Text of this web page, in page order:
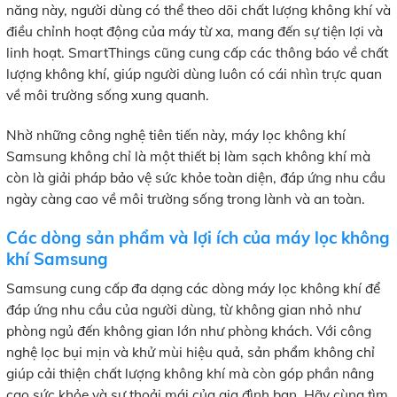
năng này, người dùng có thể theo dõi chất lượng không khí và
điều chỉnh hoạt động của máy từ xa, mang đến sự tiện lợi và
linh hoạt. SmartThings cũng cung cấp các thông báo về chất
lượng không khí, giúp người dùng luôn có cái nhìn trực quan
về môi trường sống xung quanh.
Nhờ những công nghệ tiên tiến này, máy lọc không khí
Samsung không chỉ là một thiết bị làm sạch không khí mà
còn là giải pháp bảo vệ sức khỏe toàn diện, đáp ứng nhu cầu
ngày càng cao về môi trường sống trong lành và an toàn.
Các dòng sản phẩm và lợi ích của máy lọc không
khí Samsung
Samsung cung cấp đa dạng các dòng máy lọc không khí để
đáp ứng nhu cầu của người dùng, từ không gian nhỏ như
phòng ngủ đến không gian lớn như phòng khách. Với công
nghệ lọc bụi mịn và khử mùi hiệu quả, sản phẩm không chỉ
giúp cải thiện chất lượng không khí mà còn góp phần nâng